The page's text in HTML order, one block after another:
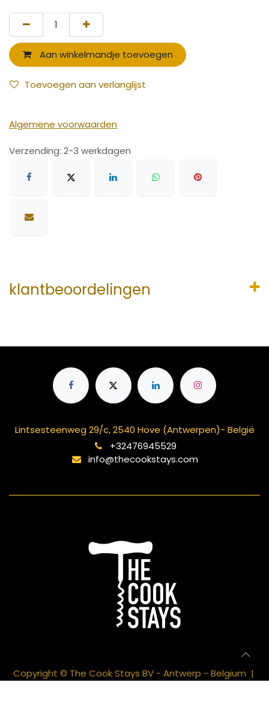
Aan winkelmandje toevoegen
Toevoegen aan verlanglijst
Algemene voorwaarden
Verzending: 2-3 werkdagen
klantbeoordelingen
Lintsesteenweg 29/c, 2540 Hove (Antwerpen)- België
+32476945529
info@thecookstays.com
Copyright © The Cook Stays BV - Antwerp - Belgium |